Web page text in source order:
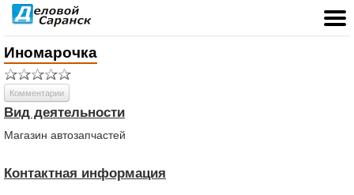
Иномарочка
Комментарии
Вид деятельности
Магазин автозапчастей
Контактная информация